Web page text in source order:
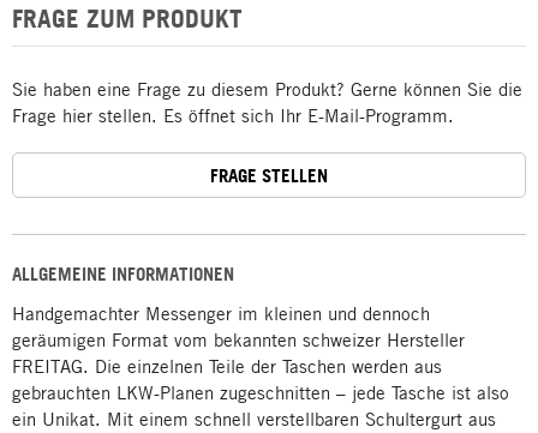
ALLGEMEINE INFORMATIONEN
Handgemachter Messenger im kleinen und dennoch
geräumigen Format vom bekannten schweizer Hersteller
FREITAG. Die einzelnen Teile der Taschen werden aus
gebrauchten LKW-Planen zugeschnitten – jede Tasche ist also
ein Unikat. Mit einem schnell verstellbaren Schultergurt aus
FRAGE ZUM PRODUKT
Sie haben eine Frage zu diesem Produkt? Gerne können Sie die
Frage hier stellen. Es öffnet sich Ihr E-Mail-Programm.
FRAGE STELLEN